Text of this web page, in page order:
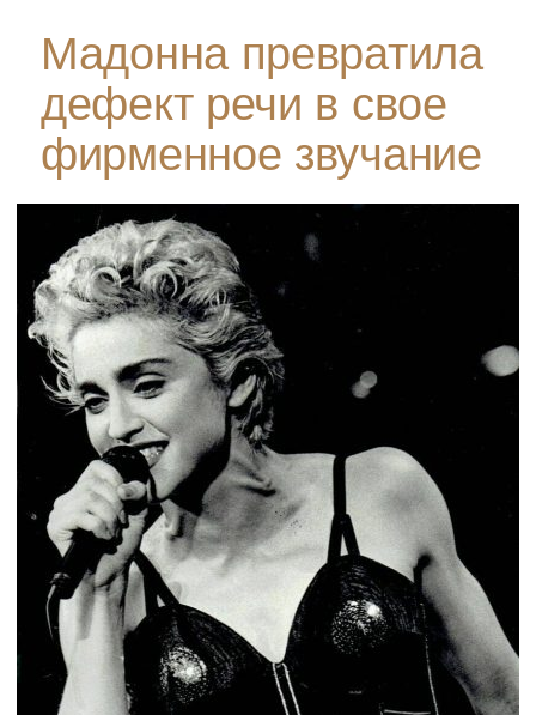
Мадонна превратила
дефект речи в свое
фирменное звучание